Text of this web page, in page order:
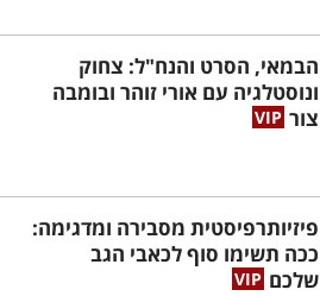
הבמאי, הסרט והנח"ל: צחוק
ונוסטלגיה עם אורי זוהר ובומבה
צור
פיזיותרפיסטית מסבירה ומדגימה:
ככה תשימו סוף לכאבי הגב
שלכם